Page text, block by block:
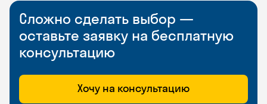
Сложно сделать выбор —
оставьте заявку на бесплатную
консультацию
Хочу на консультацию